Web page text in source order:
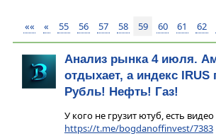
«« « 55 56 57 58 59 60 61 62
Анализ рынка 4 июля.
отдыхает, а индекс IRUS
Рубль! Нефть! Газ!
У кого не грузит ютуб, есть
https://t.me/bogdanoffinvest/7383